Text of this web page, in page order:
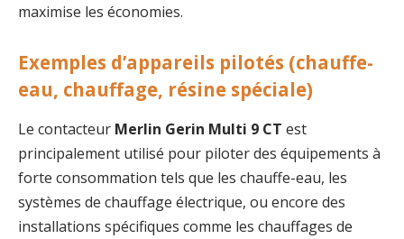
maximise les économies.
Exemples d’appareils pilotés (chauffe-
eau, chauffage, résine spéciale)
Le contacteur Merlin Gerin Multi 9 CT est
principalement utilisé pour piloter des équipements à
forte consommation tels que les chauffe-eau, les
systèmes de chauffage électrique, ou encore des
installations spécifiques comme les chauffages de